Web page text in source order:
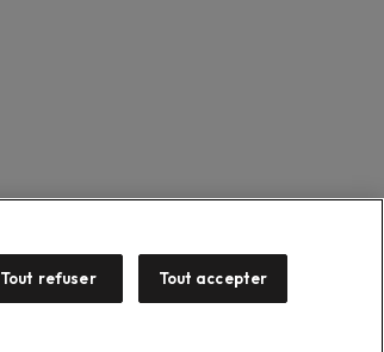
Suzuki 2026
Tout refuser Tout accepter